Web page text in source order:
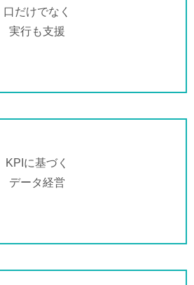
口だけでなく
実行も支援
KPIに基づく
データ経営